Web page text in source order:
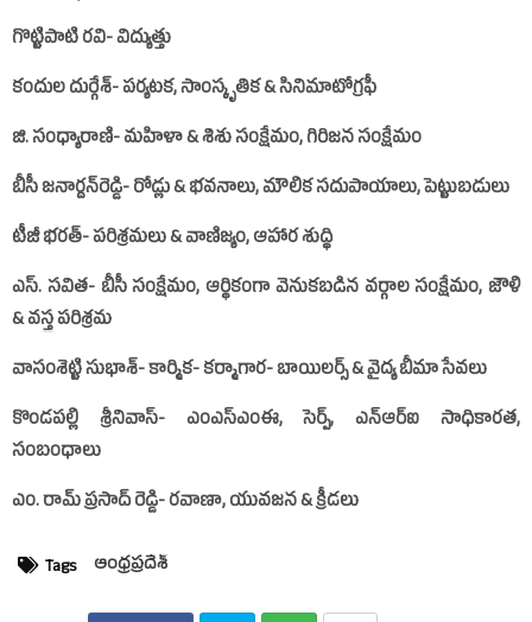
గొట్టిపాటి రవి- విద్యుత్తు
కందుల దుర్గేశ్‌- పర్యటక, సాంస్కృతిక & సినిమాటోగ్రఫీ
జి. సంధ్యారాణి- మహిళా & శిశు సంక్షేమం, గిరిజన సంక్షేమం
బీసీ జనార్దన్‌​రెడ్డి- రోడ్లు & భవనాలు, మౌలిక సదుపాయాలు, పెట్టుబడులు
టీజీ భరత్‌- పరిశ్రమలు & వాణిజ్యం, ఆహార శుద్ధి
ఎస్‌. సవిత- బీసీ సంక్షేమం, ఆర్థికంగా వెనుకబడిన వర్గాల సంక్షేమం, జౌళి
& వస్త్ర పరిశ్రమ
వాసంశెట్టి సుభాశ్‌- కార్మిక- కర్మాగార- బాయిలర్స్‌ & వైద్య బీమా సేవలు
కొండపల్లి శ్రీనివాస్‌- ఎంఎస్‌ఎంఈ, సెర్ప్‌, ఎన్‌​ఆర్‌​ఐ సాధికారత,
సంబంధాలు
ఎం. రామ్‌ ప్రసాద్‌ రెడ్డి- రవాణా, యువజన & క్రీడలు
Tags ఆంధ్రప్రదేశ్‌